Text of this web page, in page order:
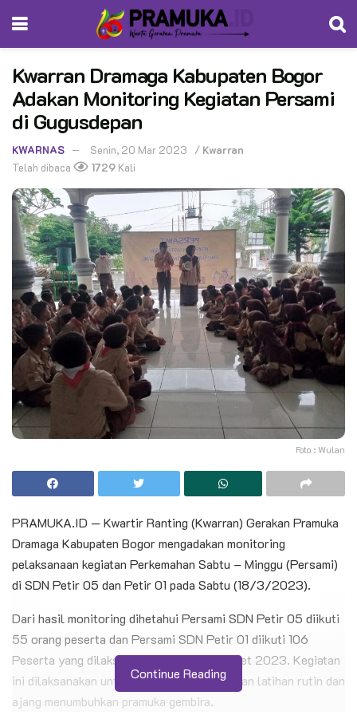
Kwarran Dramaga Kabupaten Bogor
Adakan Monitoring Kegiatan Persami
di Gugusdepan
KWARNAS Senin, 20 Mar 2023 / Kwarran
Telah dibaca
1729 Kali
Foto : Wulan
PRAMUKA.ID — Kwartir Ranting (Kwarran) Gerakan Pramuka
Dramaga Kabupaten Bogor mengadakan monitoring
pelaksanaan kegiatan Perkemahan Sabtu – Minggu (Persami)
di SDN Petir 05 dan Petir 01 pada Sabtu (18/3/2023).
Dari hasil monitoring dihetahui Persami SDN Petir 05 diikuti
55 orang peserta dan Persami SDN Petir 01 diikuti 106
Peserta yang dilaksanakan pada 18-19 Maret 2023. Kegiatan
ini dilaksanakan untuk mengevaluasi kegiatan latihan rutin dan
ajang menumbuhkan pramuka gembira.
Continue Reading